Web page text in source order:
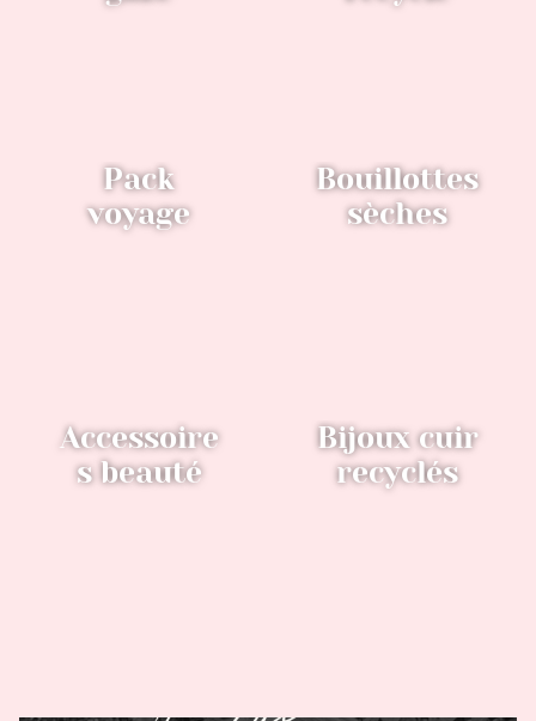
Pack
voyage
Bouillottes
sèches
Accessoire
s beauté
Bijoux cuir
recyclés